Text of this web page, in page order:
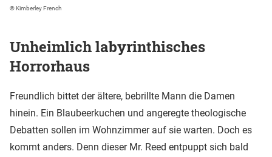
© Kimberley French
Unheimlich labyrinthisches
Horrorhaus
Freundlich bittet der ältere, bebrillte Mann die Damen
hinein. Ein Blaubeerkuchen und angeregte theologische
Debatten sollen im Wohnzimmer auf sie warten. Doch es
kommt anders. Denn dieser Mr. Reed entpuppt sich bald